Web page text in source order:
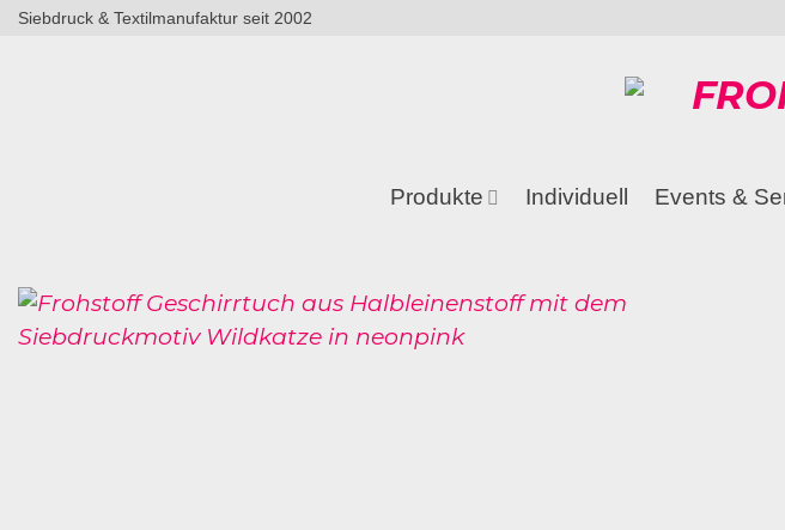
Zum
Siebdruck & Textilmanufaktur seit 2002
Produkte Individuell Events &